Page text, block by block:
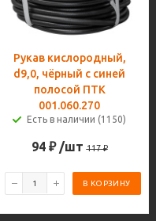
Рукав кислородный,
d9,0, чёрный с синей
полосой ПТК
001.060.270
Есть в наличии (1150)
94₽ /шт 117₽
В КОРЗИНУ